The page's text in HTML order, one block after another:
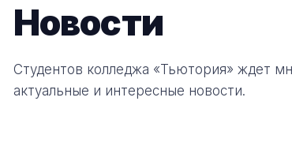
Новости
Студентов колледжа «Тьютория» ждет
актуальные и интересные новости.